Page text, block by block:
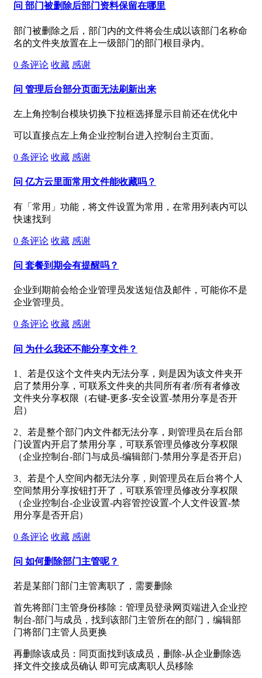
问 部门被删除后部门资料保留在哪里
部门被删除之后，部门内的文件将会生成以该部门名称命
名的文件夹放置在上一级部门的部门根目录内。
0 条评论 收藏 感谢
问 管理后台部分页面无法刷新出来
左上角控制台模块切换下拉框选择显示目前还在优化中
可以直接点左上角企业控制台进入控制台主页面。
0 条评论 收藏 感谢
问 亿方云里面常用文件能收藏吗？
有「常用」功能，将文件设置为常用，在常用列表内可以
快速找到
0 条评论 收藏 感谢
问 套餐到期会有提醒吗？
企业到期前会给企业管理员发送短信及邮件，可能你不是
企业管理员。
0 条评论 收藏 感谢
问 为什么我还不能分享文件？
1、若是仅这个文件夹内无法分享，则是因为该文件夹开
启了禁用分享，可联系文件夹的共同所有者/所有者修改
文件夹分享权限（右键-更多-安全设置-禁用分享是否开
启）
2、若是整个部门内文件都无法分享，则管理员在后台部
门设置内开启了禁用分享，可联系管理员修改分享权限
（企业控制台-部门与成员-编辑部门-禁用分享是否开启）
3、若是个人空间内都无法分享，则管理员在后台将个人
空间禁用分享按钮打开了，可联系管理员修改分享权限
（企业控制台-企业设置-内容管控设置-个人文件设置-禁
用分享是否开启）
0 条评论 收藏 感谢
问 如何删除部门主管呢？
若是某部门部门主管离职了，需要删除
首先将部门主管身份移除：管理员登录网页端进入企业控
制台-部门与成员，找到该部门主管所在的部门，编辑部
门将部门主管人员更换
再删除该成员：同页面找到该成员，删除-从企业删除选
择文件交接成员确认 即可完成离职人员移除